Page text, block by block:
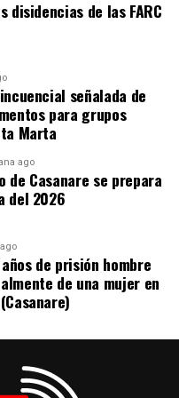
un violento
propició el
más bellas que
y que siempre veía
blanca de dos
mientras este
el campus de la
disidencias de las FARC
señalada de
para grupos
Marta
ago
de Casanare se prepara
del 2026
de prisión hombre
de una mujer en